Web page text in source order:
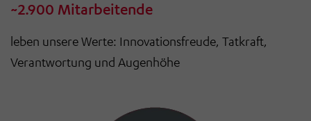
~2.900 Mitarbeitende
leben unsere Werte: Innovationsfreude, Tatkraft,
Verantwortung und Augenhöhe